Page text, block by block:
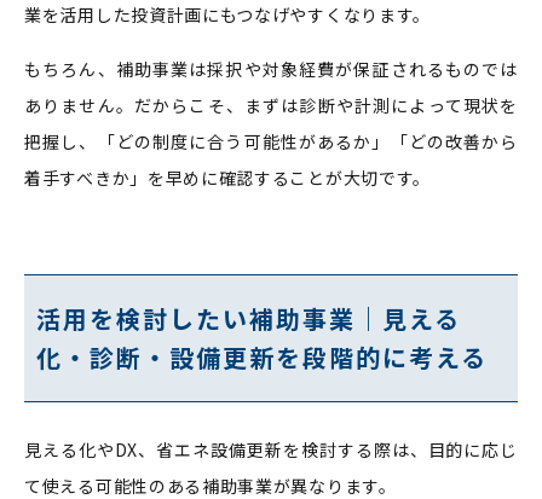
業を活用した投資計画にもつなげやすくなります。
もちろん、補助事業は採択や対象経費が保証されるものでは
ありません。だからこそ、まずは診断や計測によって現状を
把握し、「どの制度に合う可能性があるか」「どの改善から
着手すべきか」を早めに確認することが大切です。
活用を検討したい補助事業｜見える
化・診断・設備更新を段階的に考える
見える化やDX、省エネ設備更新を検討する際は、目的に応じ
て使える可能性のある補助事業が異なります。